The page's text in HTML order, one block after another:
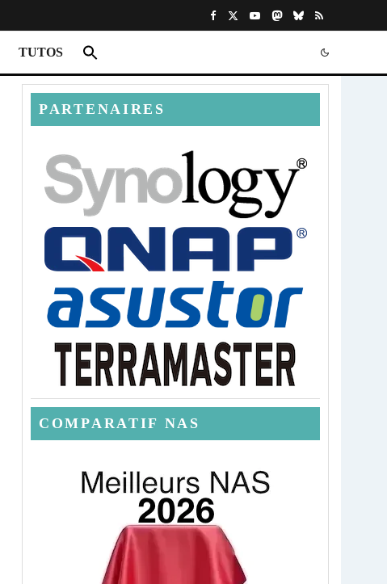
TUTOS
PARTENAIRES
COMPARATIF NAS